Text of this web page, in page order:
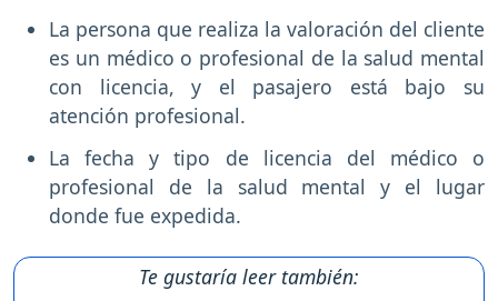
La persona que realiza la valoración del cliente
es un médico o profesional de la salud mental
con licencia, y el pasajero está bajo su
atención profesional.
La fecha y tipo de licencia del médico o
profesional de la salud mental y el lugar
donde fue expedida.
Te gustaría leer también: